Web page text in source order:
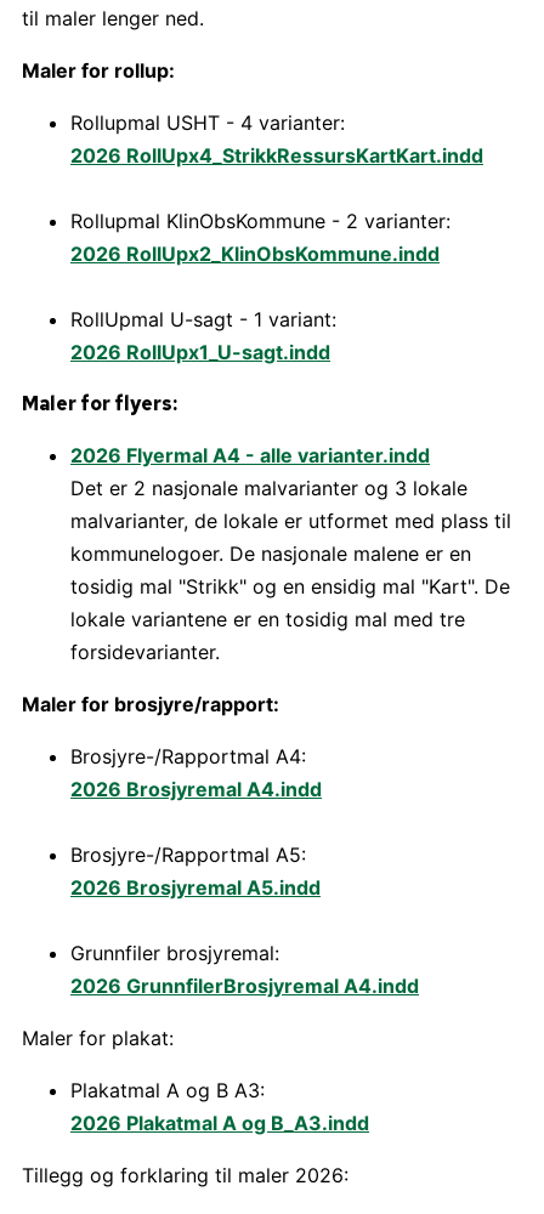
til maler lenger ned.
Maler for rollup:
Rollupmal USHT - 4 varianter:
2026 RollUpx4_StrikkRessursKartKart.indd
Rollupmal KlinObsKommune - 2 varianter:
2026 RollUpx2_KlinObsKommune.indd
RollUpmal U-sagt - 1 variant:
2026 RollUpx1_U-sagt.indd
Maler for flyers:
2026 Flyermal A4 - alle varianter.indd
Det er 2 nasjonale malvarianter og 3 lokale
malvarianter, de lokale er utformet med plass til
kommunelogoer. De nasjonale malene er en
tosidig mal "Strikk" og en ensidig mal "Kart". De
lokale variantene er en tosidig mal med tre
forsidevarianter.
Maler for brosjyre/rapport:
Brosjyre-/Rapportmal A4:
2026 Brosjyremal A4.indd
Brosjyre-/Rapportmal A5:
2026 Brosjyremal A5.indd
Grunnfiler brosjyremal:
2026 GrunnfilerBrosjyremal A4.indd
Maler for plakat:
Plakatmal A og B A3:
2026 Plakatmal A og B_A3.indd
Tillegg og forklaring til maler 2026: